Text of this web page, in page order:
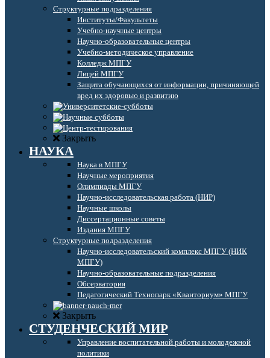
Структурные подразделения
Институты/Факультеты
Учебно-научные центры
Научно-образовательные центры
Учебно-методическое управление
Колледж МПГУ
Лицей МПГУ
Защита обучающихся от информации, причиняющей
вред их здоровью и развитию
Закрыть
НАУКА
Наука в МПГУ
Научные мероприятия
Олимпиады МПГУ
Научно-исследовательская работа (НИР)
Научные школы
Диссертационные советы
Издания МПГУ
Структурные подразделения
Научно-исследовательский комплекс МПГУ (НИК
МПГУ)
Научно-образовательные подразделения
Обсерватория
Педагогический Технопарк «Кванториум» МПГУ
Закрыть
СТУДЕНЧЕСКИЙ МИР
Управление воспитательной работы и молодежной
политики